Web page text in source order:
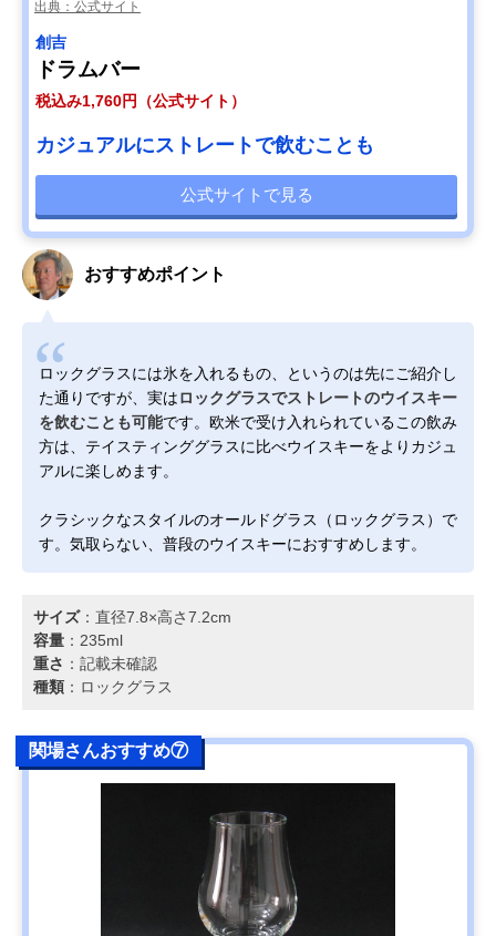
出典：公式サイト
創吉
ドラムバー
税込み1,760円（公式サイト）
カジュアルにストレートで飲むことも
公式サイトで見る
おすすめポイント
ロックグラスには氷を入れるもの、というのは先にご紹介し
た通りですが、実はロックグラスでストレートのウイスキー
を飲むことも可能です。欧米で受け入れられているこの飲み
方は、テイスティンググラスに比べウイスキーをよりカジュ
アルに楽しめます。
クラシックなスタイルのオールドグラス（ロックグラス）で
す。気取らない、普段のウイスキーにおすすめします。
サイズ：直径7.8×高さ7.2cm
容量 ：235ml
重さ ：記載未確認
種類 ：ロックグラス
関場さんおすすめ⑦